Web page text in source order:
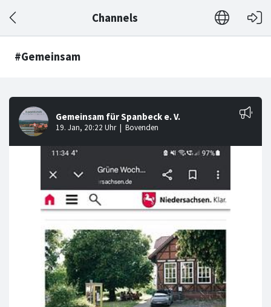
Channels
#Gemeinsam